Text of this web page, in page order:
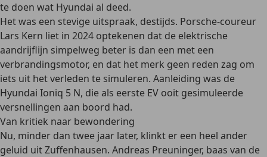
te doen wat Hyundai al deed.
Het was een stevige uitspraak, destijds. Porsche-coureur
Lars Kern liet in 2024 optekenen dat de elektrische
aandrijflijn simpelweg beter is dan een met een
verbrandingsmotor, en dat het merk geen reden zag om
iets uit het verleden te simuleren. Aanleiding was de
Hyundai Ioniq 5 N, die als eerste EV ooit gesimuleerde
versnellingen aan boord had.
Van kritiek naar bewondering
Nu, minder dan twee jaar later, klinkt er een heel ander
geluid uit Zuffenhausen. Andreas Preuninger, baas van de